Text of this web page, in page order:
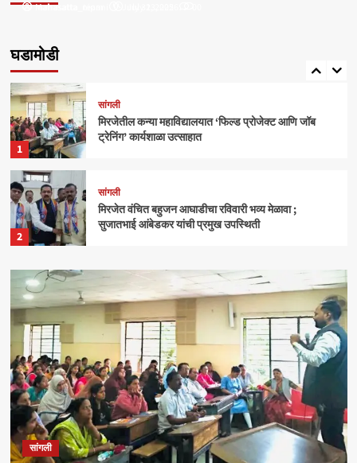
Mahasatta_nipani
mahasatta_team
घडामोडी
5
1
सांगली
मिरजेतील कन्या महाविद्यालयात ‘फिल्ड प्रोजेक्ट आणि जॉब
ट्रेनिंग’ कार्यशाळा उत्साहात
2
सांगली
मिरजेत वंचित बहुजन आघाडीचा रविवारी भव्य मेळावा ;
सुजातभाई आंबेडकर यांची प्रमुख उपस्थिती
3
क्राईम बेळगाव
आंबोलीत जत्राट येथील बेपत्ता डॉक्टरचा मृतदेह अखेर सापडला
4
सांगली
विद्यावाचस्पती गुरुदेव शंकर अभ्यंकर यांना ‘कलातपस्वी’
पुरस्कार प्रदान
सांगली
सांगली